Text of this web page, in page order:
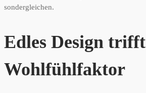
sondergleichen.
Edles Design trifft
Wohlfühlfaktor